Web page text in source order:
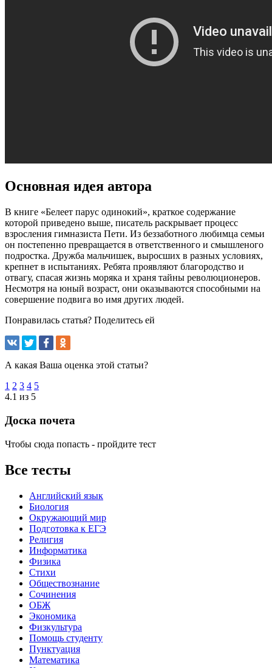
Основная идея автора
В книге «Белеет парус одинокий», краткое содержание
которой приведено выше, писатель раскрывает процесс
взросления гимназиста Пети. Из беззаботного любимца семьи
он постепенно превращается в ответственного и смышленого
подростка. Дружба мальчишек, выросших в разных условиях,
крепнет в испытаниях. Ребята проявляют благородство и
отвагу, спасая жизнь моряка и храня тайны революционеров.
Несмотря на юный возраст, они оказываются способными на
совершение подвига во имя других людей.
Понравилась статья? Поделитесь ей
А какая Ваша оценка этой статьи?
1 2 3 4 5
4.1 из 5
Доска почета
Чтобы сюда попасть - пройдите тест
Все тесты
Английский язык
Биология
Окружающий мир
Подготовка к ЕГЭ
Религия
Информатика
Физика
Стихи
Обществознание
Сочинения
ОБЖ
Экономика
Физкультура
Помощь студенту
Пунктуация
Математика